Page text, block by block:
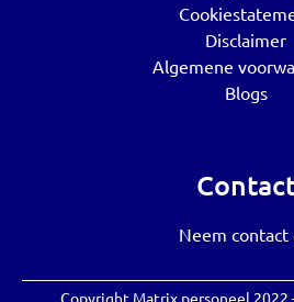
Disclaimer
Algemene
Blogs
Neem contact
Copyright Matrix personeel